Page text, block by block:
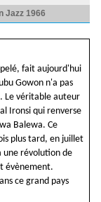
fait aujourd'hui
Gowon n'a pas
Le véritable auteur
Ironsi qui renverse
Balewa. Ce
plus tard, en juillet
une révolution de
évènement.
ce grand pays